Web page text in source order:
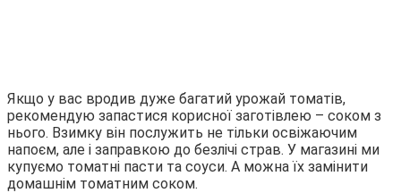
Якщо у вас вродив дуже багатий урожай томатів,
рекомендую запастися корисної заготівлею – соком з
нього. Взимку він послужить не тільки освіжаючим
напоєм, але і заправкою до безлічі страв. У магазині ми
купуємо томатні пасти та соуси. А можна їх замінити
домашнім томатним соком.